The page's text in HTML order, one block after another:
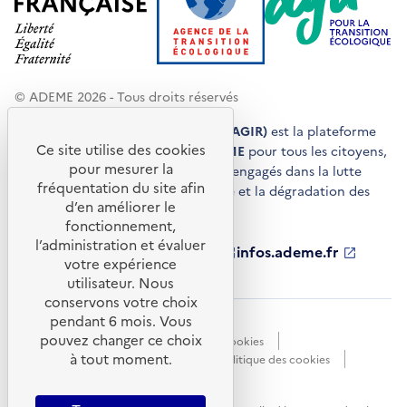
© ADEME 2026 - Tous droits réservés
Agir pour la transition écologique (AGIR) est la plateforme
de conseils et de services de l'ADEME pour tous les citoyens,
acteurs économiques et territoires engagés dans la lutte
contre le réchauffement climatique et la dégradation des
ressources.
ademe.fr
S'ouvre
nouvelle
fenêtre
librairie.ademe.fr
S'ouvre
dans
une
nouvelle
fenêtre
infos.ademe.fr
S'ouvre
nouvelle
ademe.fr/presse
S'ouvre
nouvelle
fenêtre
Accessibilité : non conforme
Données personnelles
Gestion des cookies
Mentions légales
Plan du site
Politique des cookies
dans
Ce site utilise des cookies
pour mesurer la
fréquentation du site afin
d’en améliorer le
fonctionnement,
l’administration et évaluer
votre expérience
utilisateur. Nous
conservons votre choix
pendant 6 mois. Vous
pouvez changer ce choix
à tout moment.